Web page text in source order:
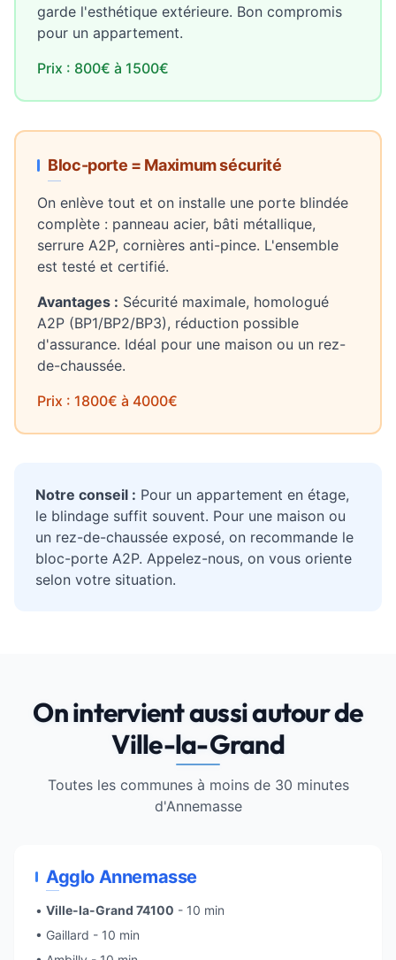
garde l'esthétique extérieure. Bon compromis
pour un appartement.
Prix : 800€ à 1500€
Bloc-porte = Maximum sécurité
On enlève tout et on installe une porte blindée
complète : panneau acier, bâti métallique,
serrure A2P, cornières anti-pince. L'ensemble
est testé et certifié.
Avantages : Sécurité maximale, homologué
A2P (BP1/BP2/BP3), réduction possible
d'assurance. Idéal pour une maison ou un rez-
de-chaussée.
Prix : 1800€ à 4000€
Notre conseil : Pour un appartement en étage,
le blindage suffit souvent. Pour une maison ou
un rez-de-chaussée exposé, on recommande le
bloc-porte A2P. Appelez-nous, on vous oriente
selon votre situation.
On intervient aussi autour de
Ville-la-Grand
Toutes les communes à moins de 30 minutes
d'Annemasse
Agglo Annemasse
• Ville-la-Grand 74100 - 10 min
• Gaillard - 10 min